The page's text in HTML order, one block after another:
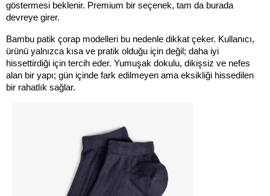
göstermesi beklenir. Premium bir seçenek, tam da burada
devreye girer.
Bambu patik çorap modelleri bu nedenle dikkat çeker. Kullanıcı,
ürünü yalnızca kısa ve pratik olduğu için değil; daha iyi
hissettirdiği için tercih eder. Yumuşak dokulu, dikişsiz ve nefes
alan bir yapı; gün içinde fark edilmeyen ama eksikliği hissedilen
bir rahatlık sağlar.